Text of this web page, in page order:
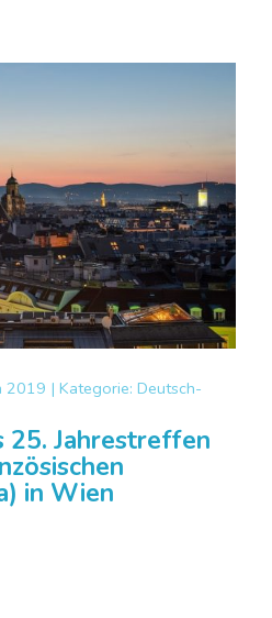
2019 | Kategorie: Deutsch-
25. Jahrestreffen
in Wien